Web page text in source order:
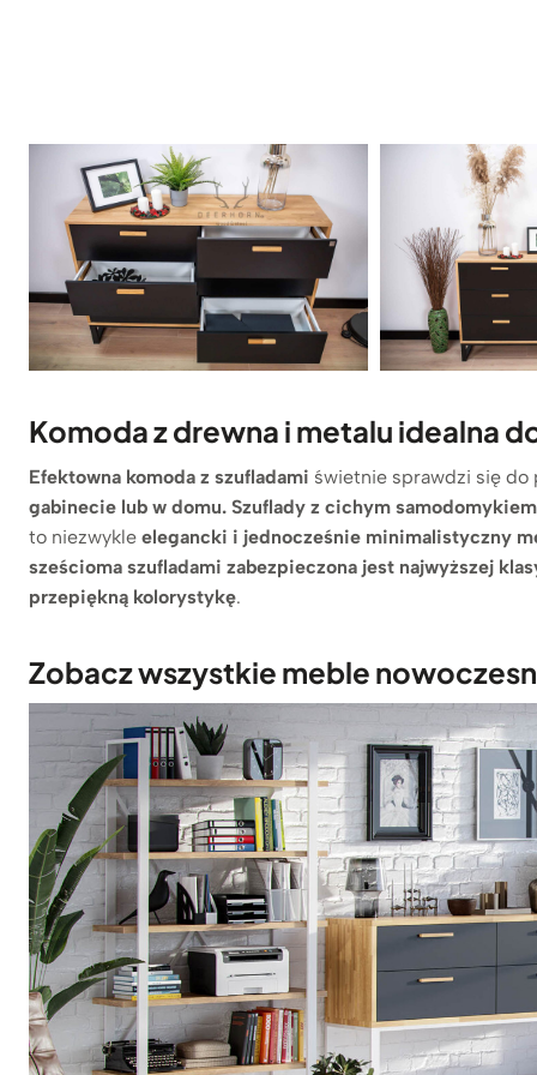
Komoda z drewna i metalu idealna
Efektowna komoda z szufladami świetnie sprawdzi się
gabinecie lub w domu. Szuflady z cichym samodomykiem
to niezwykle elegancki i jednocześnie minimalistyczny
sześcioma szufladami zabezpieczona jest najwyższej
przepiękną kolorystykę.
Zobacz wszystkie meble